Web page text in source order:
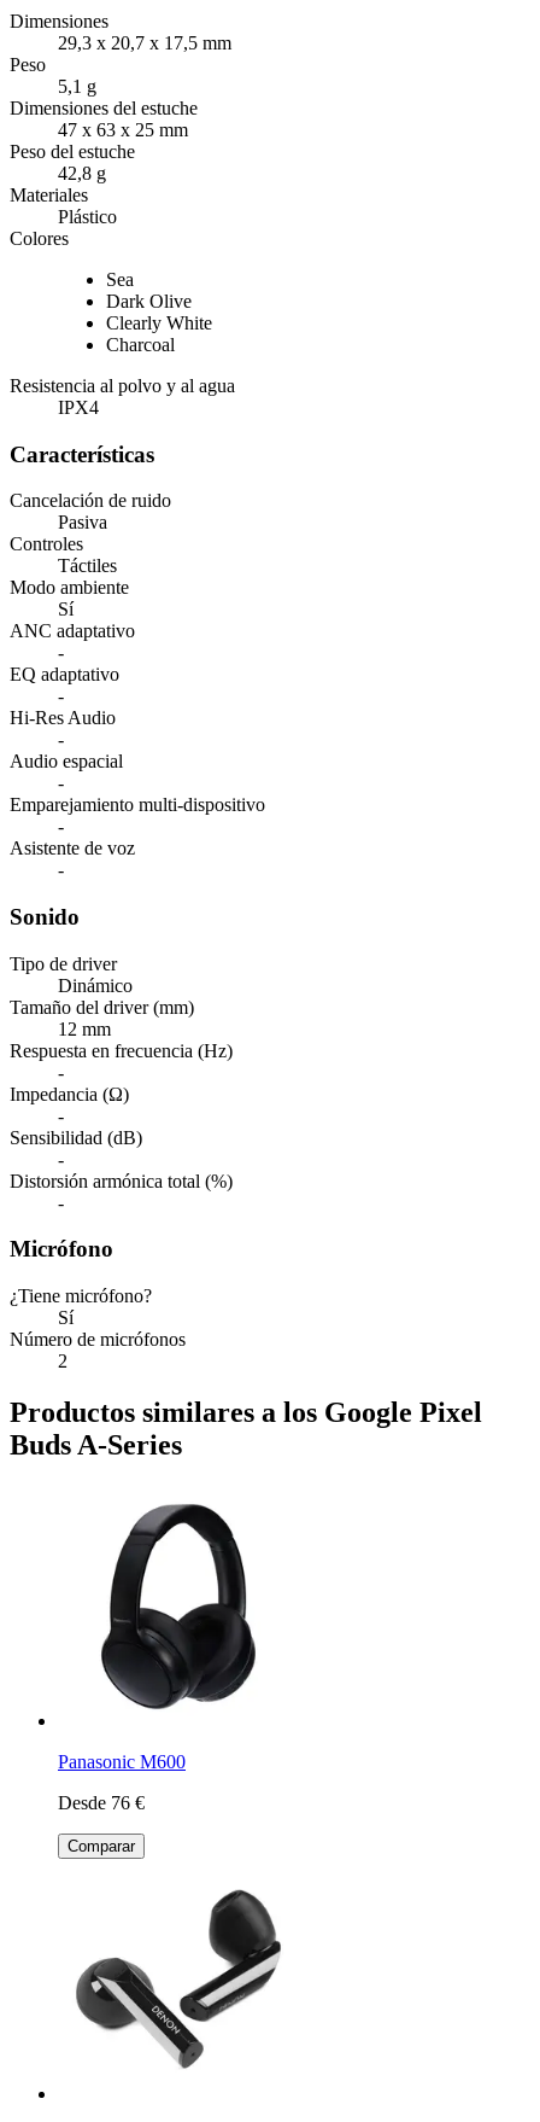
Dimensiones
29,3 x 20,7 x 17,5 mm
Peso
5,1 g
Dimensiones del estuche
47 x 63 x 25 mm
Peso del estuche
42,8 g
Materiales
Plástico
Colores
Sea
Dark Olive
Clearly White
Charcoal
Resistencia al polvo y al agua
IPX4
Características
Cancelación de ruido
Pasiva
Controles
Táctiles
Modo ambiente
Sí
ANC adaptativo
-
EQ adaptativo
-
Hi-Res Audio
-
Audio espacial
-
Emparejamiento multi-dispositivo
-
Asistente de voz
-
Sonido
Tipo de driver
Dinámico
Tamaño del driver (mm)
12 mm
Respuesta en frecuencia (Hz)
-
Impedancia (Ω)
-
Sensibilidad (dB)
-
Distorsión armónica total (%)
-
Micrófono
¿Tiene micrófono?
Sí
Número de micrófonos
2
Productos similares a los Google Pixel
Buds A-Series
Panasonic M600
Desde 76 €
Comparar